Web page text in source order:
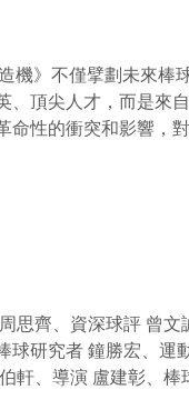
機》不僅擘劃未來棒
、頂尖人才，而是來
命性的衝突和影響，
周思齊、資深球評 曾文
球研究者 鐘勝宏、運
伯軒、導演 盧建彰、棒